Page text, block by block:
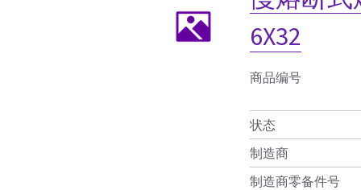
6X32
商品编号
状态
制造商
制造商零备件号